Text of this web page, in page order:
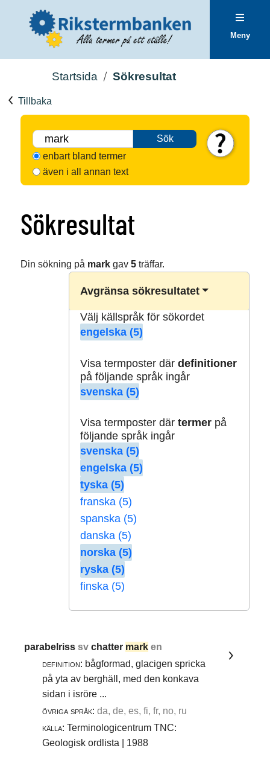
Meny
Startsida Sökresultat
Tillbaka
Sök
enbart bland termer
även i all annan text
Sökresultat
Din sökning på markgav 5träffar.
Avgränsa sökresultatet
Välj källspråk för sökordet
engelska (5)
Visa termposter där definitioner
på följande språk ingår
svenska (5)
Visa termposter där termerpå
följande språk ingår
svenska (5)
engelska (5)
tyska (5)
franska (5)
spanska (5)
danska (5)
norska (5)
ryska (5)
finska (5)
parabelrisssvchatter mark en
definition: bågformad, glacigen spricka
på yta av berghäll, med den konkava
sidan i isröre ...
övriga språk: da, de, es, fi, fr, no, ru
källa: Terminologicentrum TNC:
Geologisk ordlista | 1988